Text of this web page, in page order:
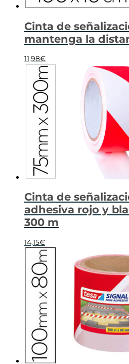
Cinta de
mantenga la
11,98€
Cinta de
adhesiva rojo y
300 m
14,15€